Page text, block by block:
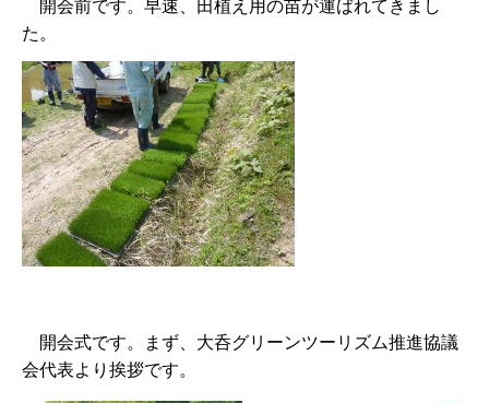
開会前です。早速、田植え用の苗が運ばれてきまし
た。
開会式です。まず、大呑グリーンツーリズム推進協議
会代表より挨拶です。